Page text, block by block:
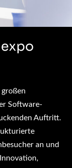
Software-
Auftritt.
an und